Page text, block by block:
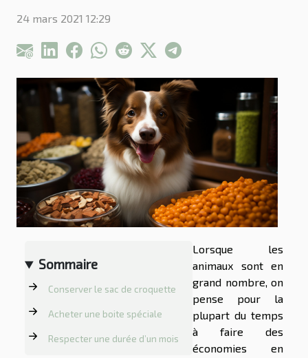
24 mars 2021 12:29
Sommaire
Conserver le sac de croquette
Acheter une boite spéciale
Respecter une durée d’un mois
Lorsque les
animaux sont en
grand nombre, on
pense pour la
plupart du temps
à faire des
économies en